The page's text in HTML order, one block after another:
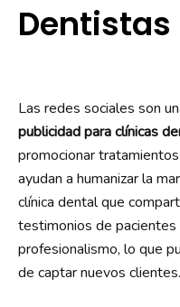
Dentistas
Las redes sociales son
publicidad para clínicas
promocionar
ayudan a humanizar la
clínica dental que
testimonios de pacientes
profesionalismo, lo que
de captar nuevos clientes.